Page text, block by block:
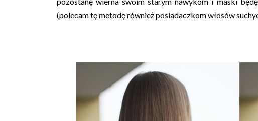
(polecam tę metodę również posiadaczkom włosów